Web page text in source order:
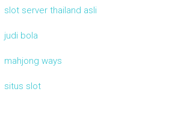
slot server thailand asli
judi bola
mahjong ways
situs slot